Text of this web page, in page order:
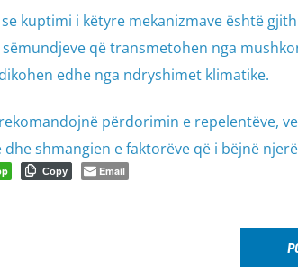
kuptimi i këtyre mekanizmave është
që transmetohen nga
edhe nga ndryshimet klimatike.
përdorimin e repelentëve,
shmangien e faktorëve që i bëjnë
Copy Email